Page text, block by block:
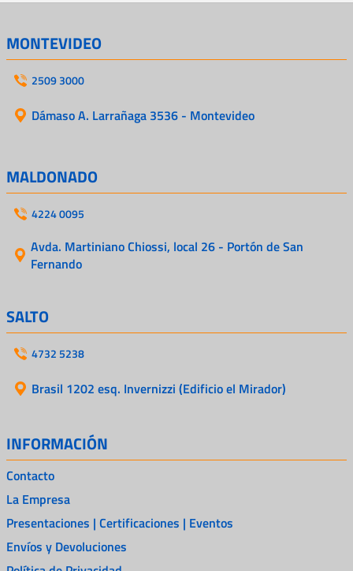
MONTEVIDEO
2509 3000
Dámaso A. Larrañaga 3536 - Montevideo
MALDONADO
4224 0095
Avda. Martiniano Chiossi, local 26 - Portón de San
Fernando
SALTO
4732 5238
Brasil 1202 esq. Invernizzi (Edificio el Mirador)
INFORMACIÓN
Contacto
La Empresa
Presentaciones | Certificaciones | Eventos
Envíos y Devoluciones